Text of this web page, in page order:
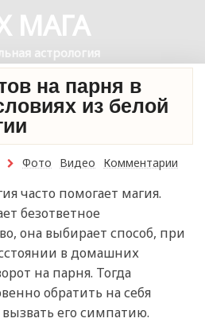
МАГА
астрология
на парня в
из белой
Фото Видео Комментарии
часто помогает магия.
безответное
она выбирает способ, при
в домашних
на парня. Тогда
обратить на себя
его симпатию.